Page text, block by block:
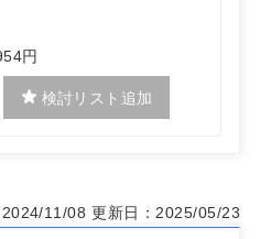
円
検討リスト追加
11/08 更新日：2025/05/23